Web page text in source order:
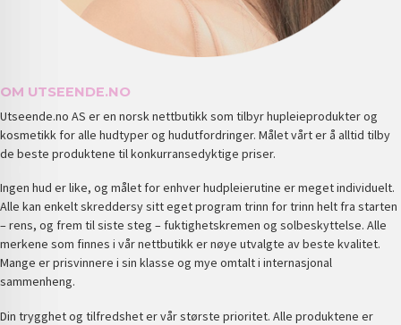
OM UTSEENDE.NO
Utseende.no AS er en norsk nettbutikk som tilbyr hupleieprodukter og
kosmetikk for alle hudtyper og hudutfordringer. Målet vårt er å alltid tilby
de beste produktene til konkurransedyktige priser.
Ingen hud er like, og målet for enhver hudpleierutine er meget individuelt.
Alle kan enkelt skreddersy sitt eget program trinn for trinn helt fra starten
– rens, og frem til siste steg – fuktighetskremen og solbeskyttelse. Alle
merkene som finnes i vår nettbutikk er nøye utvalgte av beste kvalitet.
Mange er prisvinnere i sin klasse og mye omtalt i internasjonal
sammenheng.
Din trygghet og tilfredshet er vår største prioritet. Alle produktene er